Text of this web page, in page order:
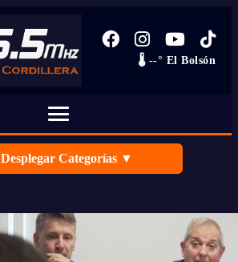
🌡️ --° El Bolsón
Desplegar Categorías ▼